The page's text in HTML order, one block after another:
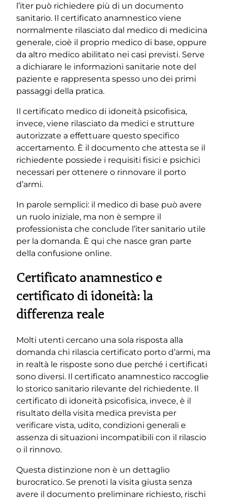
l’iter può richiedere più di un documento
sanitario. Il certificato anamnestico viene
normalmente rilasciato dal medico di medicina
generale, cioè il proprio medico di base, oppure
da altro medico abilitato nei casi previsti. Serve
a dichiarare le informazioni sanitarie note del
paziente e rappresenta spesso uno dei primi
passaggi della pratica.
Il certificato medico di idoneità psicofisica,
invece, viene rilasciato da medici e strutture
autorizzate a effettuare questo specifico
accertamento. È il documento che attesta se il
richiedente possiede i requisiti fisici e psichici
necessari per ottenere o rinnovare il porto
d’armi.
In parole semplici: il medico di base può avere
un ruolo iniziale, ma non è sempre il
professionista che conclude l’iter sanitario utile
per la domanda. È qui che nasce gran parte
della confusione online.
Certificato anamnestico e
certificato di idoneità: la
differenza reale
Molti utenti cercano una sola risposta alla
domanda chi rilascia certificato porto d’armi, ma
in realtà le risposte sono due perché i certificati
sono diversi. Il certificato anamnestico raccoglie
lo storico sanitario rilevante del richiedente. Il
certificato di idoneità psicofisica, invece, è il
risultato della visita medica prevista per
verificare vista, udito, condizioni generali e
assenza di situazioni incompatibili con il rilascio
o il rinnovo.
Questa distinzione non è un dettaglio
burocratico. Se prenoti la visita giusta senza
avere il documento preliminare richiesto, rischi